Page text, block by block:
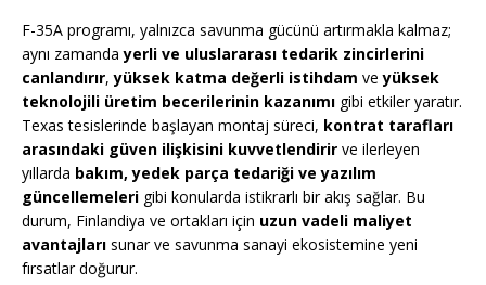
F-35A programı, yalnızca savunma gücünü artırmakla kalmaz;
aynı zamandayerli ve uluslararası tedarik zincirlerini
canlandırır,yüksek katma değerli istihdam veyüksek
teknolojili üretim becerilerinin kazanımı gibi etkiler yaratır.
Texas tesislerinde başlayan montaj süreci, kontrat tarafları
arasındaki güven ilişkisini kuvvetlendirir ve ilerleyen
yıllarda bakım, yedek parça tedariği ve yazılım
güncellemeleri gibi konularda istikrarlı bir akış sağlar. Bu
durum, Finlandiya ve ortakları için uzun vadeli maliyet
avantajları sunar ve savunma sanayi ekosistemine yeni
fırsatlar doğurur.